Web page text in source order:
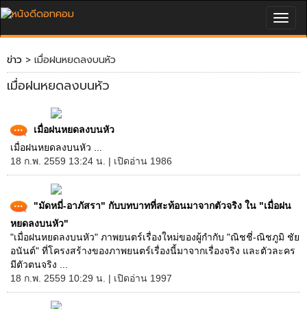
ข่าว > เมื่อฝนหยดลงบนหัว
เมื่อฝนหยดลงบนหัว
เมื่อฝนหยดลงบนหัว
เมื่อฝนหยดลงบนหัว ...
18 ก.พ. 2559 13:24 น. | เปิดอ่าน 1986
"มัดหมี่-อาภัสรา" กับบทบาทที่สะท้อนมาจากตัวจริง ใน "เมื่อฝน
หยดลงบนหัว"
"เมื่อฝนหยดลงบนหัว" ภาพยนตร์เรื่องใหม่ของผู้กำกับ "ณิชชี่-ณิชภูมิ ชัย
อนันต์" ที่โครงสร้างของภาพยนตร์เรื่องนี้มาจากเรื่องจริง และตัวละคร
มีตัวตนจริง ...
18 ก.พ. 2559 10:29 น. | เปิดอ่าน 1997